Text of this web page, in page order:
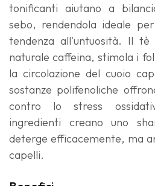
tonificanti aiutano a
sebo, rendendola ideale
tendenza all'untuosità. Il tè
naturale caffeina, stimola i
la circolazione del cuoio
sostanze polifenoliche
contro lo stress
ingredienti creano uno
deterge efficacemente, ma
capelli.